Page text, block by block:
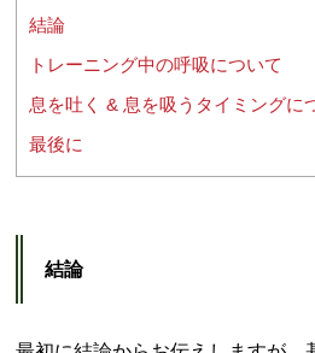
結論
トレーニング中の呼吸について
息を吐く & 息を吸うタイミングに
最後に
結論